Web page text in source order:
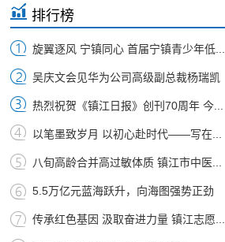
排行榜
旋翼逐风 宁镇同心 首届宁镇青少年低...
吴庆文会见华为公司高级副总裁杨瑞凯
热烈祝贺《镇江日报》创刊70周年 今...
以笔墨致岁月 以初心赴时代——写在...
八旬高龄合并高过敏体质 镇江市中医...
5.5万亿元蓝海跃升，向海图强势正劲
传承红色基因 汲取奋进力量 镇江志愿...